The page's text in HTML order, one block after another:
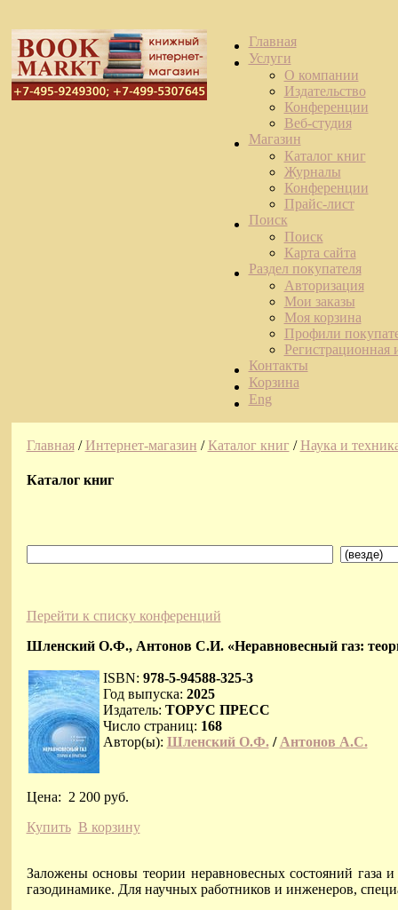
Главная
Услуги
О компании
Издательство
Конференции
Веб-студия
Магазин
Каталог книг
Журналы
Конференции
Прайс-лист
Поиск
Поиск
Карта сайта
Раздел покупателя
Авторизация
Мои заказы
Моя корзина
Профили
Регистрационная
Контакты
Корзина
Eng
Главная/Интернет-магазин /Каталог книг /Наука и
Каталог книг
Перейти к списку конференций
Шленский О.Ф., Антонов С.И. «Неравновесный газ:
ISBN: 978-5-94588-325-3
Год выпуска: 2025
Издатель: ТОРУС ПРЕСС
Число страниц: 168
Автор(ы): Шленский О.Ф./ Антонов А.С.
Цена: 2 200 руб.
Купить В корзину
Заложены основы теории неравновесных состояний
газодинамике. Для научных работников и инженеров,